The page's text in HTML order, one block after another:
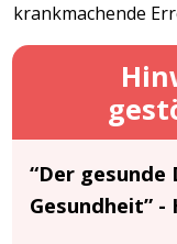
krankmachende
“Der
Gesundheit”